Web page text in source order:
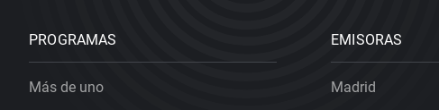
PROGRAMAS
Más de uno
EMISORAS
Madrid